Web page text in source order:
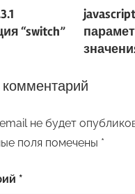
“switch”
не будет
поля помечены *
*